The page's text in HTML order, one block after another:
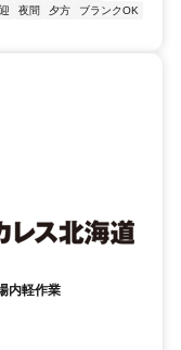
夜間 夕方
ブランクOK
内軽作業